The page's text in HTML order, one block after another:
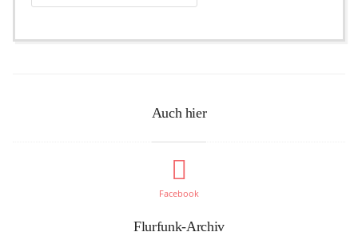
Auch hier
Facebook
Flurfunk-Archiv